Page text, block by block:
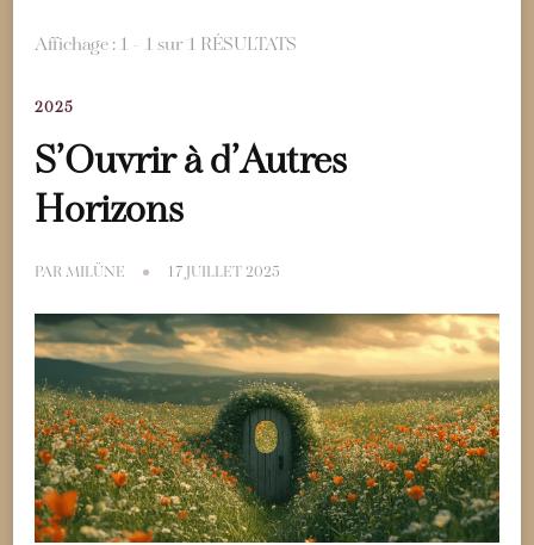
Affichage : 1 - 1 sur 1 RÉSULTATS
2025
S’Ouvrir à d’Autres
Horizons
PAR MILÜNE 17 JUILLET 2025